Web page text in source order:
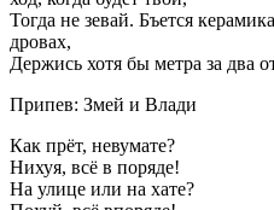
Тогда не зевай. Бъется
дровах,
Держись хотя бы метра за два
Припев: Змей и Влади
Как прёт, невумате?
Нихуя, всё в поряде!
На улице или на хате?